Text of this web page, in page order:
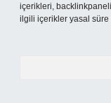
içerikleri,
ilgili içerikler yasal süre